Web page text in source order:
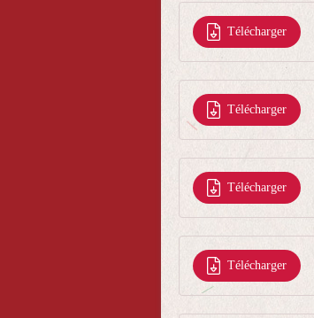
Télécharger
Télécharger
Télécharger
Télécharger